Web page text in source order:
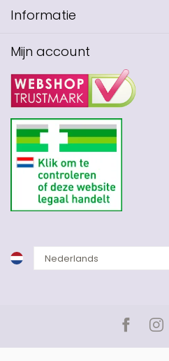
Informatie
Mijn account